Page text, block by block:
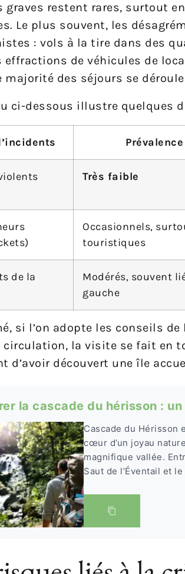
graves restent rares, surtout
Le plus souvent, les
: vols à la tire dans des
effractions de véhicules de
majorité des séjours se
ci-dessous illustre quelques
Très faible
Occasionnels,
touristiques
de la
Modérés, souvent
gauche
si l’on adopte les conseils
circulation, la visite se fait en
d’avoir découvert une île
la cascade du hérisson :
Cascade du Hérisson
cœur d’un joyau
magnifique vallée.
Saut de l’Éventail et